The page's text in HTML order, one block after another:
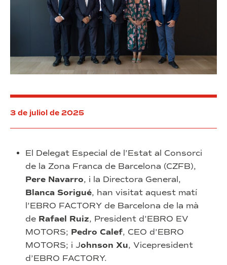
3 de juliol de 2025
El Delegat Especial de l’Estat al Consorci
de la Zona Franca de Barcelona (CZFB),
Pere Navarro, i la Directora General,
Blanca Sorigué, han visitat aquest matí
l’EBRO FACTORY de Barcelona de la mà
de Rafael Ruiz, President d’EBRO EV
MOTORS; Pedro Calef, CEO d’EBRO
MOTORS; i Johnson Xu, Vicepresident
d’EBRO FACTORY.